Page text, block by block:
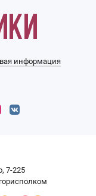
информация
7-225